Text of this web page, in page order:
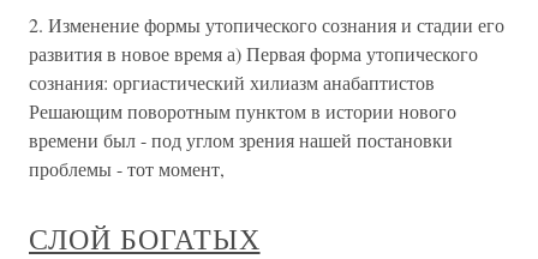
2. Изменение формы утопического сознания и стадии его
развития в новое время а) Первая форма утопического
сознания: оргиастический хилиазм анабаптистов
Решающим поворотным пунктом в истории нового
времени был - под углом зрения нашей постановки
проблемы - тот момент,
СЛОЙ БОГАТЫХ